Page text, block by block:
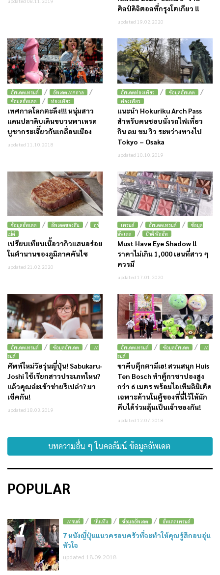
ศิลป์ดิจิตอลที่กรุงโตเกียว !!
updated 19.02.2020
อัพเดตเทรนด์ / อัพเดตเทศกาล /
ข้อมูลอัพเดต / ท่องเที่ยว
เทศกาลโลกตะลึง!!! หนุ่มสาว
แดนปลาดิบเดินขบวนพาเหรด
บูชากระเจี๊ยวกันเกลื่อนเมือง
updated 11.10.2018
อัพเดตท่องเที่ยว / ข้อมูลอัพเดต /
ท่องเที่ยว
แนะนำ Hokuriku Arch Pass
สำหรับคนชอบนั่งรถไฟเที่ยว
กิน ลม ชม วิว ระหว่างทางไป
Tokyo – Osaka
updated 10.10.2019
ข้อมูลอัพเดต / อัพเดตของกิน /
กูร์
เม่ต์
เปรียบเทียบเนื้อวากิวแสนอร่อย
ในตำนานของภูมิภาคคันไซ
updated 21.02.2020
เทรนด์ / อัพเดตเทรนด์ /
ข้อมูล
อัพเดต
/ บิวตี้ พิกอัพ
Must Have Eye Shadow !!
ราคาไม่เกิน 1,000 เยนที่สาว ๆ
ควรมี
updated 17.01.2020
อัพเดตเทรนด์ / ข้อมูลอัพเดต /
เท
รนด์
ศัพท์ใหม่วัยรุ่นญี่ปุ่น! Sabukaru-
Joshi ใช้เรียกสาวประเภทไหน?
แล้วคุณล่ะเข้าข่ายรึเปล่า? มา
เช็คกัน!
updated 18.03.2019
อัพเดตเทรนด์ / ข้อมูลอัพเดต /
เท
รนด์
ขาคีบตุ๊กตามีเฮ! สวนสนุก Huis
Ten Bosch ทำตู้กาชาปองสูง
กว่า 6 เมตร พร้อมไอเท็มลิมิเต็ด
เฉพาะด้านในตู้ของที่นี่ไว้ให้นัก
คีบได้ร่วมลุ้นเป็นเจ้าของกัน!
updated 12.07.2018
บทความอื่น ๆ ในคอลัมน์ ข้อมูลอัพเดต
POPULAR
1 เทรนด์ / บันเทิง / ข้อมูลอัพเดต / อัพเดตเทรนด์
7 หนังญี่ปุ่นแนวครอบครัวที่จะทำให้คุณรู้สึกอบอุ่น
หัวใจ
updated 18.09.2018